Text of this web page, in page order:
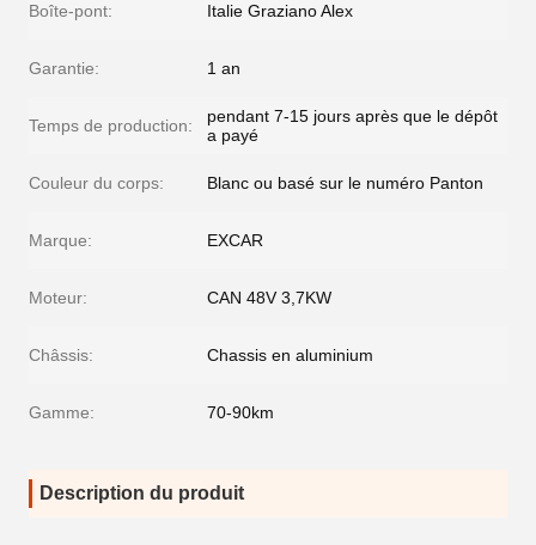
Boîte-pont: Italie Graziano Alex
Garantie: 1 an
Temps de production:
pendant 7-15 jours après que le dépôt
a payé
Couleur du corps: Blanc ou basé sur le numéro Panton
Marque: EXCAR
Moteur: CAN 48V 3,7KW
Châssis: Chassis en aluminium
Gamme: 70-90km
Description du produit